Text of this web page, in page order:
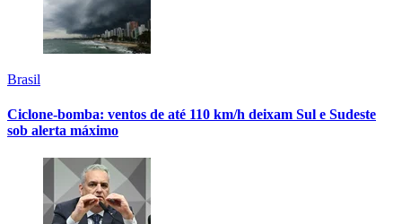
Brasil
Ciclone-bomba: ventos de até 110 km/h deixam Sul e Sudeste
sob alerta máximo